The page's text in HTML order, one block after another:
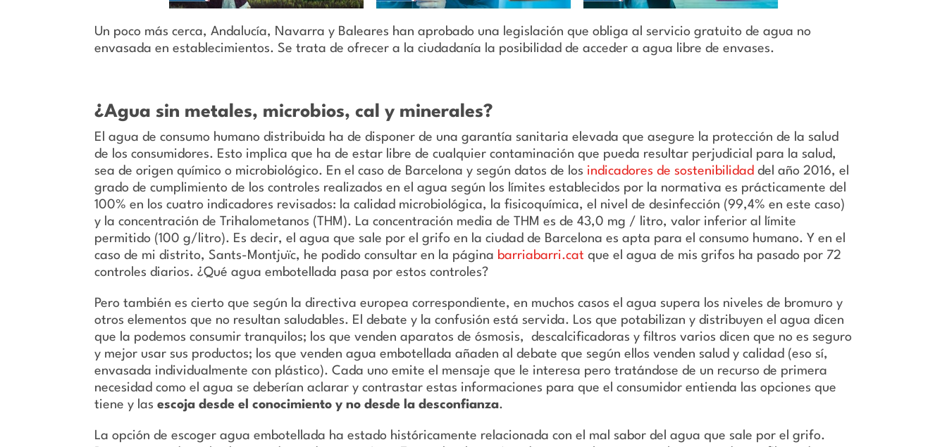
Un poco más cerca, Andalucía, Navarra y Baleares han aprobado una legislación que obliga al servicio gratuito de agua no
envasada en establecimientos. Se trata de ofrecer a la ciudadanía la posibilidad de acceder a agua libre de envases.
¿Agua sin metales, microbios, cal y minerales?
El agua de consumo humano distribuida ha de disponer de una garantía sanitaria elevada que asegure la protección de la salud
de los consumidores. Esto implica que ha de estar libre de cualquier contaminación que pueda resultar perjudicial para la salud,
sea de origen químico o microbiológico. En el caso de Barcelona y según datos de los indicadores de sostenibilidaddel año 2016, el
grado de cumplimiento de los controles realizados en el agua según los límites establecidos por la normativa es prácticamente del
100% en los cuatro indicadores revisados: la calidad microbiológica, la fisicoquímica, el nivel de desinfección (99,4% en este caso)
y la concentración de Trihalometanos (THM). La concentración media de THM es de 43,0 mg / litro, valor inferior al límite
permitido (100 g/litro). Es decir, el agua que sale por el grifo en la ciudad de Barcelona es apta para el consumo humano.Y en el
caso de mi distrito, Sants-Montjuïc, he podido consultar en la página barriabarri.catque el agua de mis grifos ha pasado por 72
controles diarios. ¿Qué agua embotellada pasa por estos controles?
Pero también es cierto que según la directiva europea correspondiente, en muchos casos el agua supera los niveles de bromuro y
otros elementos que no resultan saludables. El debate y la confusión está servida. Los que potabilizan y distribuyen el agua dicen
que la podemos consumir tranquilos; los que venden aparatos de ósmosis, descalcificadoras y filtros varios dicen que no es seguro
y mejor usar sus productos; los que venden agua embotellada añaden al debate que según ellos venden salud y calidad (eso sí,
envasada individualmente con plástico). Cada uno emite el mensaje que le interesa pero tratándose de un recurso de primera
necesidad como el agua se deberían aclarar y contrastar estas informaciones para que el consumidor entienda las opciones que
tiene y lasescoja desde el conocimiento y no desde la desconfianza.
La opción de escoger agua embotellada ha estado históricamente relacionada con el mal sabor del agua que sale por el grifo.